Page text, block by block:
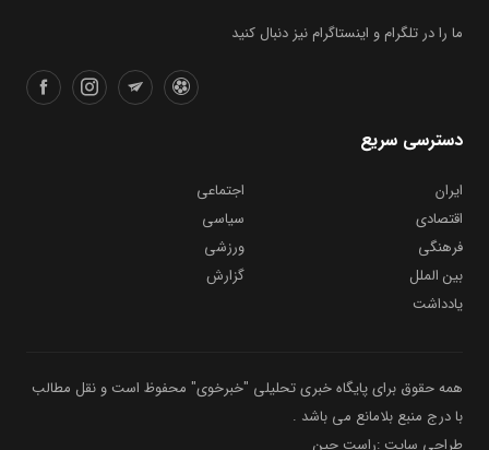
ما را در تلگرام و اینستاگرام نیز دنبال کنید
دسترسی سریع
ایران
اجتماعی
اقتصادی
سیاسی
فرهنگی
ورزشی
بین الملل
گزارش
یادداشت
همه حقوق برای پایگاه خبری تحلیلی "خبرخوی" محفوظ است و نقل مطالب
با درج منبع بلامانع می باشد .
طراحی سایت :راست چین